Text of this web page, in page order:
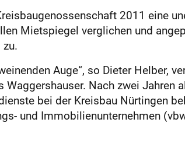
2011 eine
Mietspiegel verglichen und
Auge“, so Dieter Helber,
Nach zwei Jahren
bei der Kreisbau Nürtingen
und Immobilienunternehmen